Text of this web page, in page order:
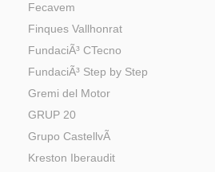
Fecavem
Finques Vallhonrat
FundaciÃ³ CTecno
FundaciÃ³ Step by Step
Gremi del Motor
GRUP 20
Grupo CastellvÃ­
Kreston Iberaudit